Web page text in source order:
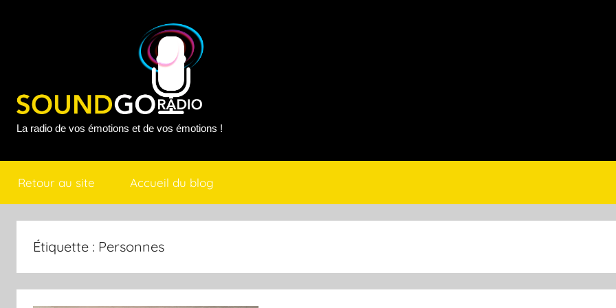
Sound
Go
Radio
La radio de vos émotions et de vos émotions !
Retour au site Accueil du blog
Étiquette : Personnes